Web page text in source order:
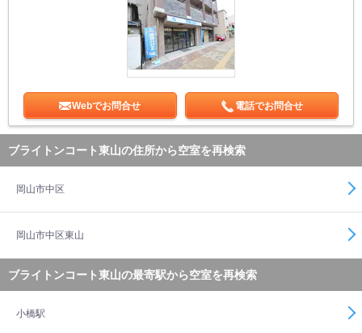
Webでお問合せ 電話でお問合せ
ブライトンコート東山の住所から空室を再検索
岡山市中区
岡山市中区東山
ブライトンコート東山の最寄駅から空室を再検索
小橋駅